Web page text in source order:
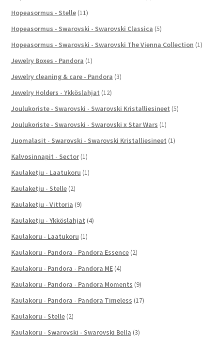
Hopeasormus - Stelle (11)
Hopeasormus - Swarovski - Swarovski Classica (5)
Hopeasormus - Swarovski - Swarovski The Vienna Collection (1)
Jewelry Boxes - Pandora (1)
Jewelry cleaning & care - Pandora (3)
Jewelry Holders - Ykköslahjat (12)
Joulukoriste - Swarovski - Swarovski Kristalliesineet (5)
Joulukoriste - Swarovski - Swarovski x Star Wars (1)
Juomalasit - Swarovski - Swarovski Kristalliesineet (1)
Kalvosinnapit - Sector (1)
Kaulaketju - Laatukoru (1)
Kaulaketju - Stelle (2)
Kaulaketju - Vittoria (9)
Kaulaketju - Ykköslahjat (4)
Kaulakoru - Laatukoru (1)
Kaulakoru - Pandora - Pandora Essence (2)
Kaulakoru - Pandora - Pandora ME (4)
Kaulakoru - Pandora - Pandora Moments (9)
Kaulakoru - Pandora - Pandora Timeless (17)
Kaulakoru - Stelle (2)
Kaulakoru - Swarovski - Swarovski Bella (3)